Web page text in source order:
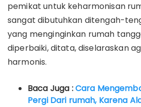
pemikat untuk keharmonisan
sangat dibutuhkan ditengah-
yang menginginkan rumah
diperbaiki, ditata, diselaraskan
harmonis.
Baca Juga :Cara
Pergi Dari rumah, Karena